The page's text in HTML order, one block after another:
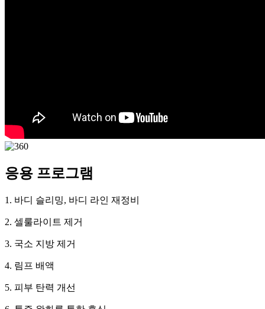
응용 프로그램
1. 바디 슬리밍, 바디 라인 재정비
2. 셀룰라이트 제거
3. 국소 지방 제거
4. 림프 배액
5. 피부 탄력 개선